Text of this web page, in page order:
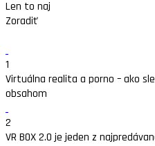
Len to naj
Zoradiť
1
Virtuálna realita a porno – ako
obsahom
2
VR BOX 2.0 je jeden z